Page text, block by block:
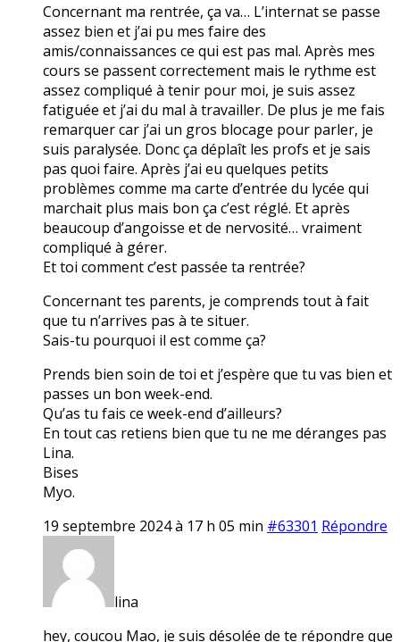
Concernant ma rentrée, ça va… L’internat se passe
assez bien et j’ai pu mes faire des
amis/connaissances ce qui est pas mal. Après mes
cours se passent correctement mais le rythme est
assez compliqué à tenir pour moi, je suis assez
fatiguée et j’ai du mal à travailler. De plus je me fais
remarquer car j’ai un gros blocage pour parler, je
suis paralysée. Donc ça déplaît les profs et je sais
pas quoi faire. Après j’ai eu quelques petits
problèmes comme ma carte d’entrée du lycée qui
marchait plus mais bon ça c’est réglé. Et après
beaucoup d’angoisse et de nervosité… vraiment
compliqué à gérer.
Et toi comment c’est passée ta rentrée?
Concernant tes parents, je comprends tout à fait
que tu n’arrives pas à te situer.
Sais-tu pourquoi il est comme ça?
Prends bien soin de toi et j’espère que tu vas bien et
passes un bon week-end.
Qu’as tu fais ce week-end d’ailleurs?
En tout cas retiens bien que tu ne me déranges pas
Lina.
Bises
Myo.
19 septembre 2024 à 17 h 05 min #63301 Répondre
lina
hey, coucou Mao, je suis désolée de te répondre que